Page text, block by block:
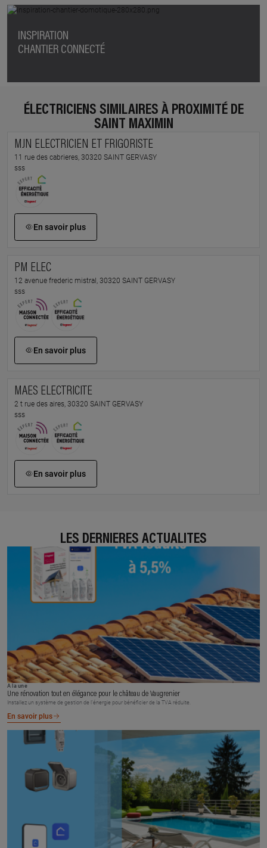
INSPIRATION
CHANTIER CONNECTÉ
ÉLECTRICIENS SIMILAIRES À PROXIMITÉ DE
SAINT MAXIMIN
MJN ELECTRICIEN ET FRIGORISTE
11 rue des cabrieres, 30320 SAINT GERVASY
sss
En savoir plus
PM ELEC
12 avenue frederic mistral, 30320 SAINT GERVASY
sss
En savoir plus
MAES ELECTRICITE
2 t rue des aires, 30320 SAINT GERVASY
sss
En savoir plus
LES DERNIÈRES ACTUALITÉS
À la une
Une rénovation tout en élégance pour le château de Vaugrenier
Installez un système de gestion de l’énergie pour bénéficier de la TVA réduite.
En savoir plus